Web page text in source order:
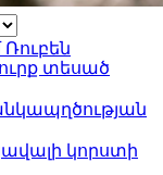
տեսած
կորստի